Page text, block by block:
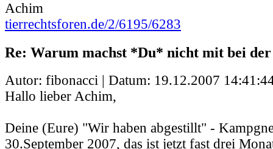
Achim
tierrechtsforen.de/2/6195/6283
Re: Warum machst *Du* nicht mit bei der
Autor: fibonacci | Datum: 19.12.2007
Hallo lieber Achim,
Deine (Eure) "Wir haben abgestillt" -
30.September 2007, das ist jetzt fast drei